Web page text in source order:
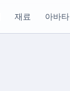
재료 아바타